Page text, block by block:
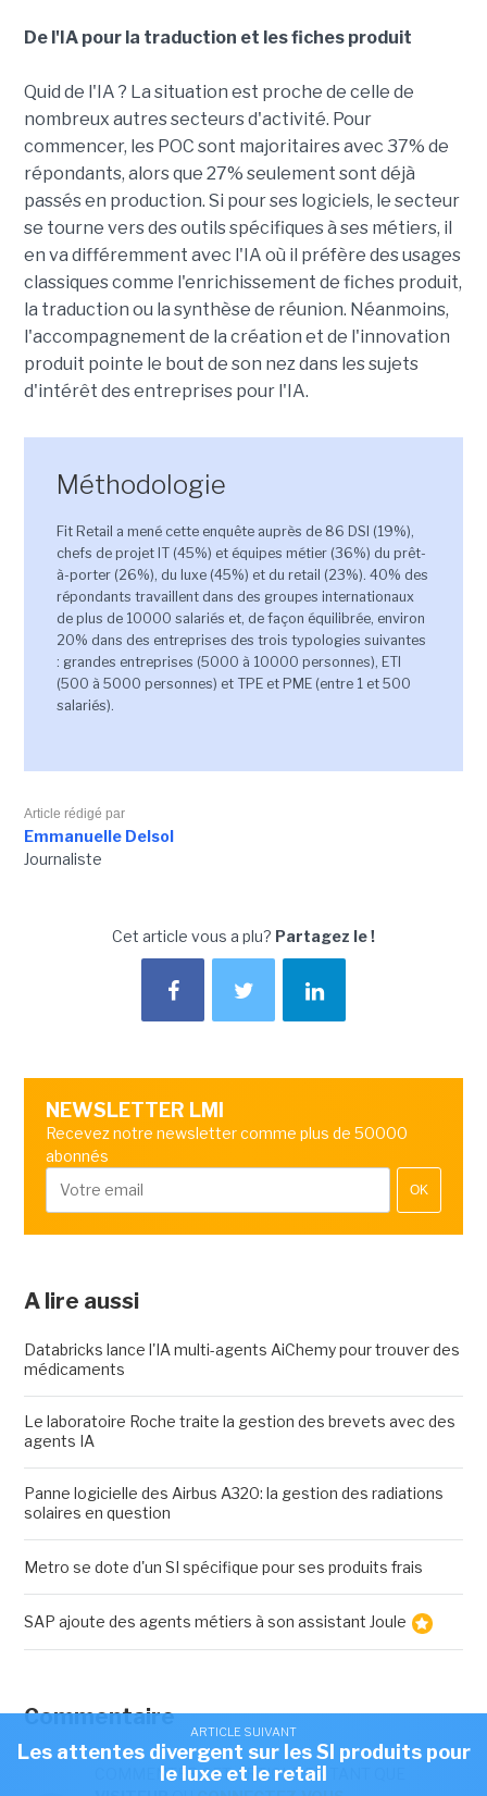
ARTICLE SUIVANT
Les attentes divergent sur les SI produits pour
le luxe et le retail
De l'IA pour la traduction et les fiches produit
Quid de l'IA ? La situation est proche de celle de
nombreux autres secteurs d'activité. Pour
commencer, les POC sont majoritaires avec 37% de
répondants, alors que 27% seulement sont déjà
passés en production. Si pour ses logiciels, le secteur
se tourne vers des outils spécifiques à ses métiers, il
en va différemment avec l'IA où il préfère des usages
classiques comme l'enrichissement de fiches produit,
la traduction ou la synthèse de réunion. Néanmoins,
l'accompagnement de la création et de l'innovation
produit pointe le bout de son nez dans les sujets
d'intérêt des entreprises pour l'IA.
Méthodologie
Fit Retail a mené cette enquête auprès de 86 DSI (19%),
chefs de projet IT (45%) et équipes métier (36%) du prêt-
à-porter (26%), du luxe (45%) et du retail (23%). 40% des
répondants travaillent dans des groupes internationaux
de plus de 10000 salariés et, de façon équilibrée, environ
20% dans des entreprises des trois typologies suivantes
: grandes entreprises (5000 à 10000 personnes), ETI
(500 à 5000 personnes) et TPE et PME (entre 1 et 500
salariés).
Article rédigé par
Emmanuelle Delsol
Journaliste
Cet article vous a plu? Partagez le !
NEWSLETTER LMI
Recevez notre newsletter comme plus de 50000
abonnés
OK
A lire aussi
Databricks lance l'IA multi-agents AiChemy pour trouver des
médicaments
Le laboratoire Roche traite la gestion des brevets avec des
agents IA
Panne logicielle des Airbus A320: la gestion des radiations
solaires en question
Metro se dote d'un SI spécifique pour ses produits frais
SAP ajoute des agents métiers à son assistant Joule
Commentaire
COMMENTER CET ARTICLE EN TANT QUE